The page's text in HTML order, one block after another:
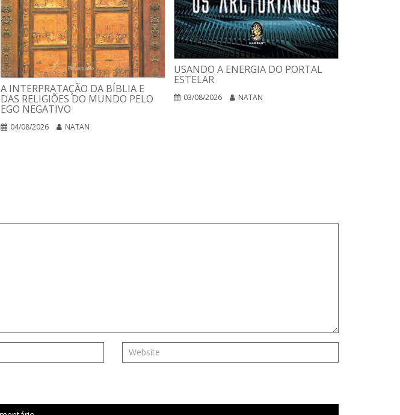
A INTERPRATAÇÃO DA BÍBLIA E
DAS RELIGIÕES DO MUNDO PELO
EGO NEGATIVO
04/08/2026 NATAN
USANDO A ENERGIA DO PORTAL
ESTELAR
03/08/2026 NATAN